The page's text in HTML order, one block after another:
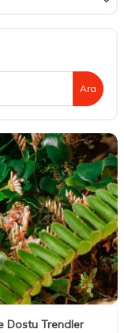
Ara
Dostu Trendler